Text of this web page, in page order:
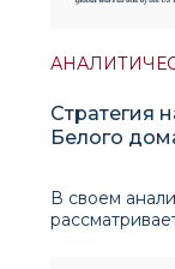
Стратегия
Белого
В своем